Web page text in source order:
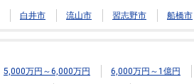
白井市 流山市 習志野市 船橋市
5,000万円～6,000万円 6,000万円～1億円